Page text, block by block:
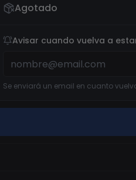
Agotado
Avisar cuando vuelva a
Se enviará un email en cuanto